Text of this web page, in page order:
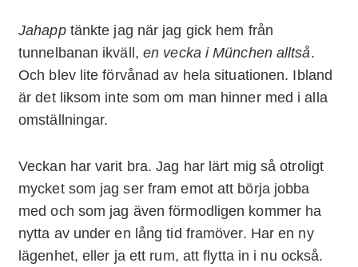
Jahapptänkte jag när jag gick hem från
tunnelbanan ikväll,en vecka i München alltså.
Och blev lite förvånad av hela situationen. Ibland
är det liksom inte som om man hinner med i alla
omställningar.
Veckan har varit bra. Jag har lärt mig så otroligt
mycket som jag ser fram emot att börja jobba
med och som jag även förmodligen kommer ha
nytta av under en lång tid framöver. Har en ny
lägenhet, eller ja ett rum, att flytta in i nu också.